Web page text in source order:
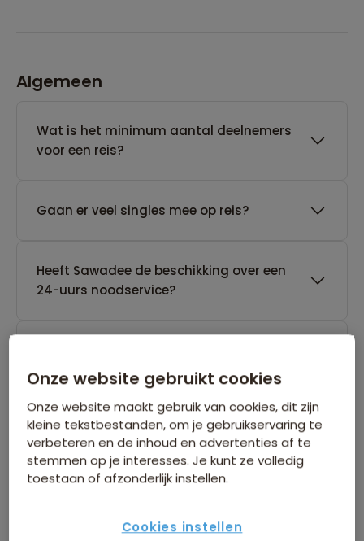
Algemeen
Wat is het minimum aantal deelnemers
voor een reis?
Gaan er veel singles mee op reis?
Heeft Sawadee de beschikking over een
24-uurs noodservice?
annuleren die nog geen gegarandeerd
vertrek heeft?
Onze website gebruikt cookies
Onze website maakt gebruik van cookies, dit zijn
kleine tekstbestanden, om je gebruikservaring te
verbeteren en de inhoud en advertenties af te
stemmen op je interesses. Je kunt ze volledig
toestaan of afzonderlijk instellen.
Cookies instellen